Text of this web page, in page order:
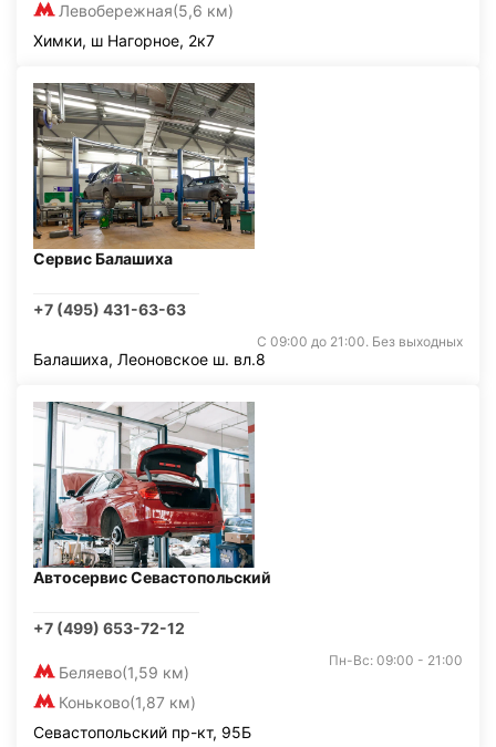
Левобережная(5,6 км)
Химки, ш Нагорное, 2к7
Сервис Балашиха
+7 (495) 431-63-63
С 09:00 до 21:00. Без выходных
Балашиха, Леоновское ш. вл.8
Автосервис Севастопольский
+7 (499) 653-72-12
Беляево(1,59 км)
Коньково(1,87 км)
Пн-Вс: 09:00 - 21:00
Севастопольский пр-кт, 95Б